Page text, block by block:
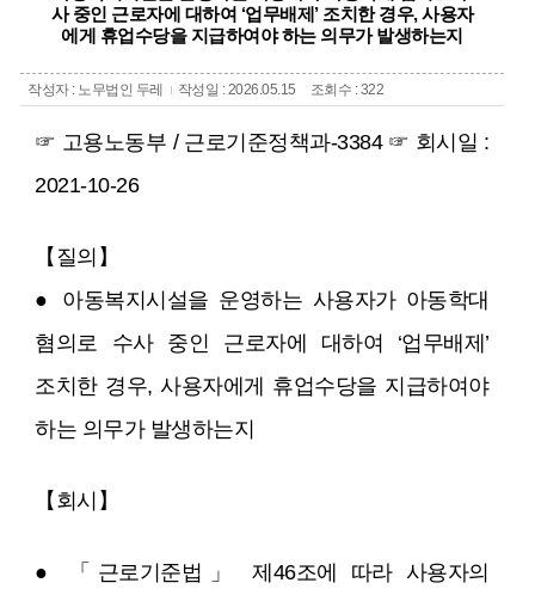
사 중인 근로자에 대하여 ‘업무배제’ 조치한 경우, 사용자
에게 휴업수당을 지급하여야 하는 의무가 발생하는지
작성자 : 노무법인 두레 작성일 : 2026.05.15 조회수 : 322
☞ 고용노동부 / 근로기준정책과-3384 ☞ 회시일 :
2021-10-26
【질의】
● 아동복지시설을 운영하는 사용자가 아동학대
혐의로 수사 중인 근로자에 대하여 ‘업무배제’
조치한 경우, 사용자에게 휴업수당을 지급하여야
하는 의무가 발생하는지
【회시】
● 「근로기준법」 제46조에 따라 사용자의